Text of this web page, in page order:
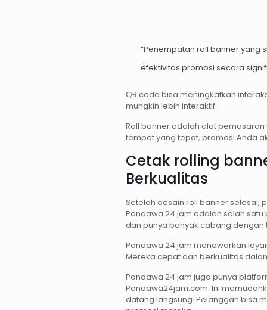
“Penempatan roll banner yang
efektivitas promosi secara
QR code bisa meningkatkan
mungkin lebih interaktif.
Roll banner adalah alat
tempat yang tepat, promosi Anda
Cetak rolling
Berkualitas
Setelah desain roll banner selesai,
Pandawa 24 jam adalah salah satu
dan punya banyak cabang dengan
Pandawa 24 jam menawarkan
Mereka cepat dan berkualitas
Pandawa 24 jam juga punya
Pandawa24jam.com. Ini
datang langsung. Pelanggan bisa